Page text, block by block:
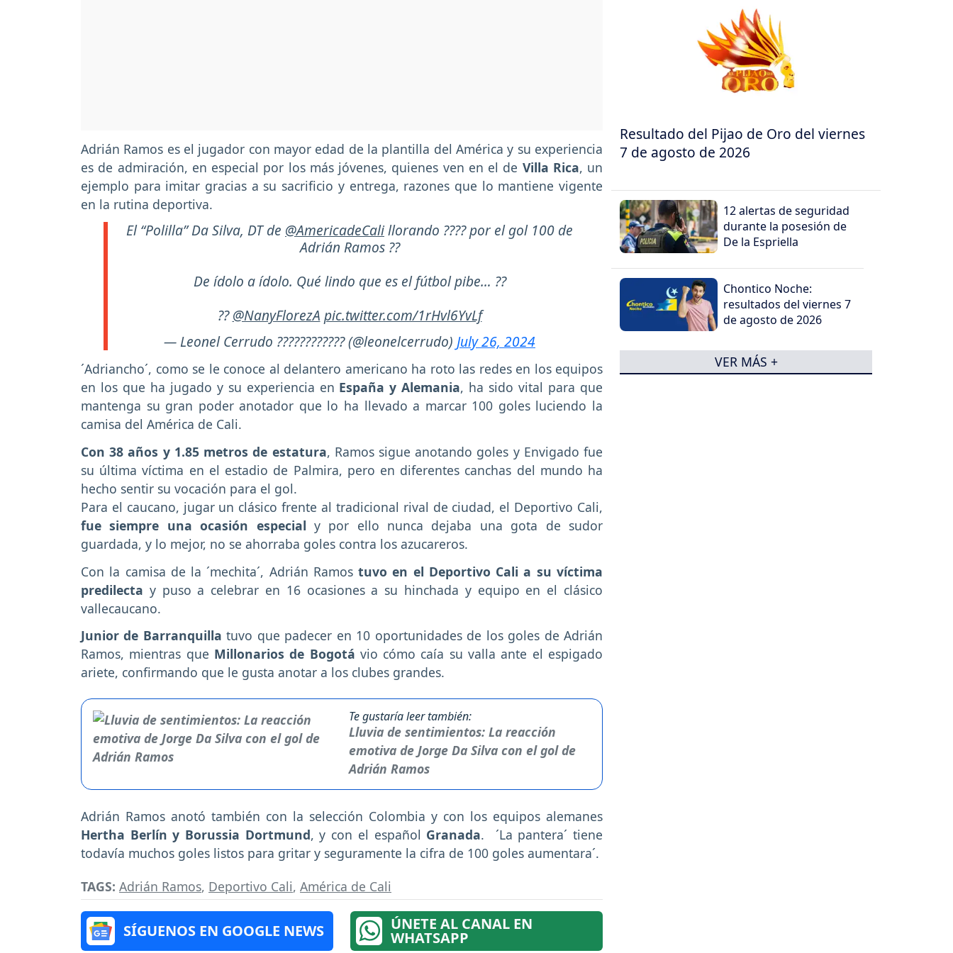
Adrián Ramos es el jugador con mayor edad de la plantilla del América y su experiencia
es de admiración, en especial por los más jóvenes, quienes ven en el de Villa Rica, un
ejemplo para imitar gracias a su sacrificio y entrega, razones que lo mantiene vigente
en la rutina deportiva.
El “Polilla” Da Silva, DT de @AmericadeCalillorando ???? por el gol 100 de
Adrián Ramos ??
De ídolo a ídolo. Qué lindo que es el fútbol pibe… ??
??@NanyFlorezA pic.twitter.com/1rHvl6YvLf
— Leonel Cerrudo ???????????? (@leonelcerrudo) July 26, 2024
´Adriancho´, como se le conoce al delantero americano ha roto las redes en los equipos
en los que ha jugado y su experiencia en España y Alemania, ha sido vital para que
mantenga su gran poder anotador que lo ha llevado a marcar 100 goles luciendo la
camisa del América de Cali.
Con 38 años y 1.85 metros de estatura, Ramos sigue anotando goles y Envigado fue
su última víctima en el estadio de Palmira, pero en diferentes canchas del mundo ha
hecho sentir su vocación para el gol.
Para el caucano, jugar un clásico frente al tradicional rival de ciudad, el Deportivo Cali,
fue siempre una ocasión especial y por ello nunca dejaba una gota de sudor
guardada, y lo mejor, no se ahorraba goles contra los azucareros.
Con la camisa de la ´mechita´, Adrián Ramostuvo en el Deportivo Cali a su víctima
predilecta y puso a celebrar en 16 ocasiones a su hinchada y equipo en el clásico
vallecaucano.
Junior de Barranquilla tuvo que padecer en 10 oportunidades de los goles de Adrián
Ramos, mientras que Millonarios de Bogotá vio cómo caía su valla ante el espigado
ariete, confirmando que le gusta anotar a los clubes grandes.
Te gustaría leer también:
Lluvia de sentimientos: La reacción
emotiva de Jorge Da Silva con el gol de
Adrián Ramos
Adrián Ramos anotó también con la selección Colombia y con los equipos alemanes
Hertha Berlín y Borussia Dortmund, y con el español Granada. ´La pantera´ tiene
todavía muchos goles listos para gritar y seguramente la cifra de 100 goles aumentara´.
TAGS: Adrián Ramos, Deportivo Cali, América de Cali
SÍGUENOS EN GOOGLE NEWS ÚNETE AL CANAL EN
WHATSAPP
Resultado del Pijao de Oro del viernes
7 de agosto de 2026
12 alertas de seguridad
durante la posesión de
De la Espriella
Chontico Noche:
resultados del viernes 7
de agosto de 2026
VER MÁS +